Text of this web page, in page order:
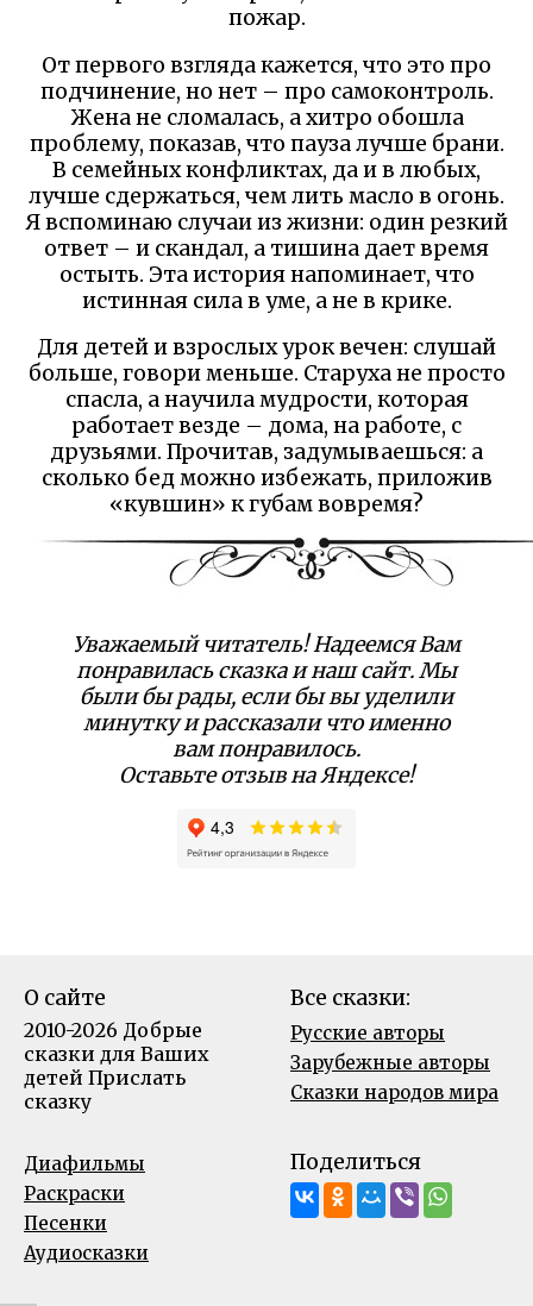
пожар.
От первого взгляда кажется, что это про
подчинение, но нет – про самоконтроль.
Жена не сломалась, а хитро обошла
проблему, показав, что пауза лучше брани.
В семейных конфликтах, да и в любых,
лучше сдержаться, чем лить масло в огонь.
Я вспоминаю случаи из жизни: один резкий
ответ – и скандал, а тишина дает время
остыть. Эта история напоминает, что
истинная сила в уме, а не в крике.
Для детей и взрослых урок вечен: слушай
больше, говори меньше. Старуха не просто
спасла, а научила мудрости, которая
работает везде – дома, на работе, с
друзьями. Прочитав, задумываешься: а
сколько бед можно избежать, приложив
«кувшин» к губам вовремя?
Уважаемый читатель! Надеемся Вам
понравилась сказка и наш сайт. Мы
были бы рады, если бы вы уделили
минутку и рассказали что именно
вам понравилось.
Оставьте отзыв на Яндексе!
О сайте
2010-2026 Добрые
сказки для Ваших
детей Прислать
сказку
Все сказки:
Русские авторы
Зарубежные авторы
Сказки народов мира
Диафильмы
Раскраски
Песенки
Аудиосказки
Поделиться